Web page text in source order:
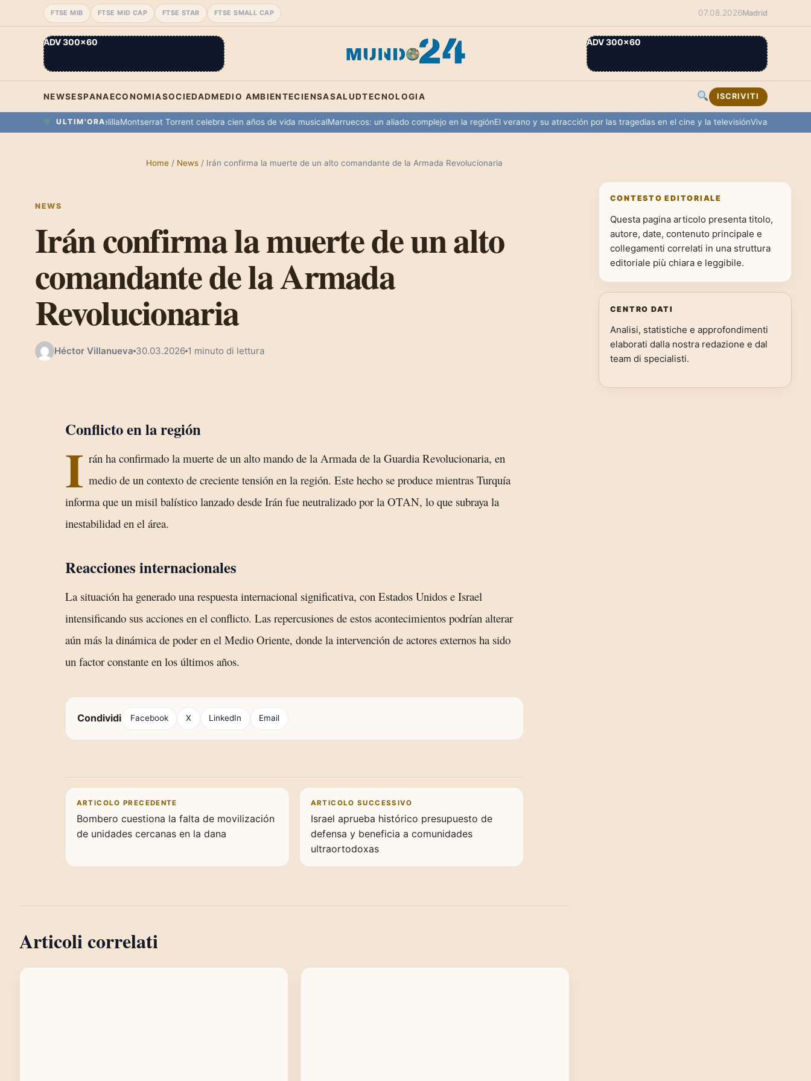
FTSE MIB FTSE MID CAP FTSE STAR FTSE SMALL CAP 07.08.2026Madrid
ADV 300×60 ADV 300×60
NEWSESPANAECONOMIASOCIEDADMEDIO AMBIENTECIENSASALUDTECNOLOGIA ISCRIVITI
ULTIM'ORA
en Ceuta y MelillaMontserrat Torrent celebra cien años de vida musicalMarruecos: un aliado complejo en la región El verano y su atracción por las tragedias en el cine y la televisiónVivas solicita a
Home / News / Irán confirma la muerte de un alto comandante de la Armada Revolucionaria
NEWS
Irán confirma la muerte de un alto
comandante de la Armada
Revolucionaria
Héctor Villanueva 30.03.2026 1 minuto di lettura
Conflicto en la región
I rán ha confirmado la muerte de un alto mando de la Armada de la Guardia Revolucionaria, en
medio de un contexto de creciente tensión en la región. Este hecho se produce mientras Turquía
informa que un misil balístico lanzado desde Irán fue neutralizado por la OTAN, lo que subraya la
inestabilidad en el área.
Reacciones internacionales
La situación ha generado una respuesta internacional significativa, con Estados Unidos e Israel
intensificando sus acciones en el conflicto. Las repercusiones de estos acontecimientos podrían alterar
aún más la dinámica de poder en el Medio Oriente, donde la intervención de actores externos ha sido
un factor constante en los últimos años.
Condividi Facebook X LinkedIn Email
Navigazione articoli
ARTICOLO PRECEDENTE
Bombero cuestiona la falta de movilización
de unidades cercanas en la dana
ARTICOLO SUCCESSIVO
Israel aprueba histórico presupuesto de
defensa y beneficia a comunidades
ultraortodoxas
Articoli correlati
CONTESTO EDITORIALE
Questa pagina articolo presenta titolo,
autore, date, contenuto principale e
collegamenti correlati in una struttura
editoriale più chiara e leggibile.
CENTRO DATI
Analisi, statistiche e approfondimenti
elaborati dalla nostra redazione e dal
team di specialisti.